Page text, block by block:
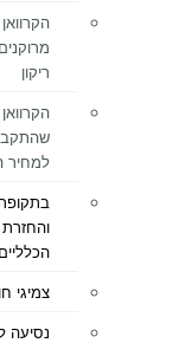
ריקון
למחיר
הכלליים
צמיגי חורף